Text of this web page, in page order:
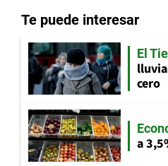
Te puede interesar
El
cero
a